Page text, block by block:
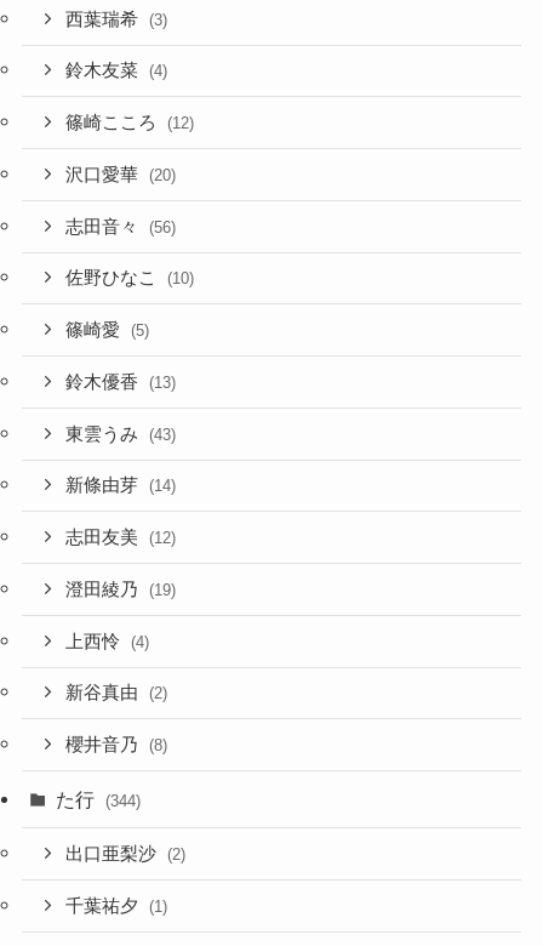
西葉瑞希 (3)
鈴木友菜 (4)
篠崎こころ (12)
沢口愛華 (20)
志田音々 (56)
佐野ひなこ (10)
篠崎愛 (5)
鈴木優香 (13)
東雲うみ (43)
新條由芽 (14)
志田友美 (12)
澄田綾乃 (19)
上西怜 (4)
新谷真由 (2)
櫻井音乃 (8)
た行 (344)
出口亜梨沙 (2)
千葉祐夕 (1)